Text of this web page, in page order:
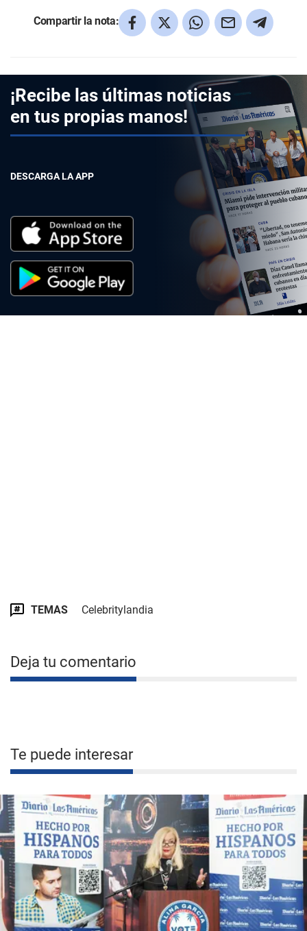
Compartir la nota:
¡Recibe las últimas noticias
en tus propias manos!
DESCARGA LA APP
TEMAS Celebritylandia
Deja tu comentario
Te puede interesar